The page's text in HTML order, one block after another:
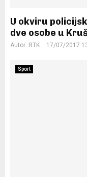
U okviru
dve osobe u
Autor: RTK 17/07/2017
Sport